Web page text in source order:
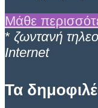
Μάθε
* ζωντανή
Internet
Τα